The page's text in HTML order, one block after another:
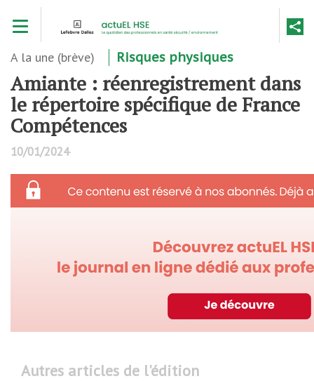
contenu
A la une (brève) Risques physiques
Amiante : réenregistrement dans
le répertoire spécifique de France
Compétences
10/01/2024
Autres articles de l'édition